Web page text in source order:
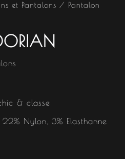
et Pantalons / Pantalon
& classe
Nylon, 3% Elasthanne